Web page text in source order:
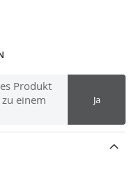
Produkt
einem
Ja